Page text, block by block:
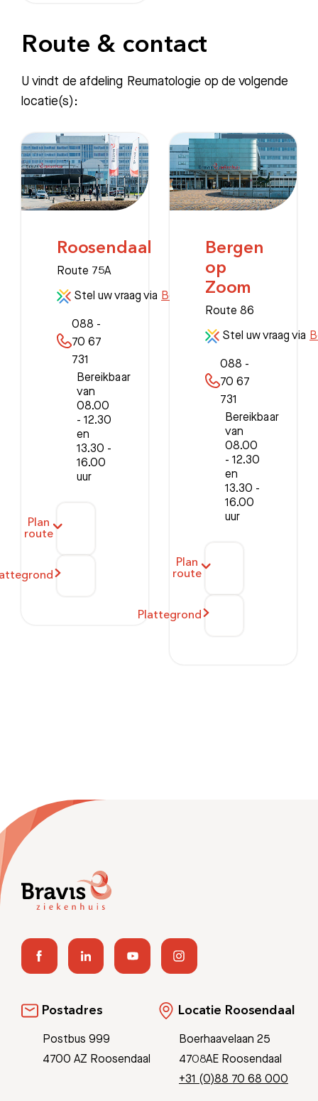
Route & contact
U vindt de afdeling Reumatologie op de volgende
locatie(s):
Roosendaal
Route 75A
Stel uw vraag via Beterdichtbij
088 -
70 67
731
Bereikbaar
van
08.00
- 12.30
en
13.30 -
16.00
uur
Plan
route
Bergen
op
Zoom
Route 86
Stel uw vraag via
088 -
70 67
731
Bereikbaar
van
08.00
- 12.30
en
13.30 -
16.00
uur
Plan
route
Plattegrond
Postadres
Postbus 999
4700 AZ Roosendaal
Locatie Roosendaal
Boerhaavelaan 25
4708AE Roosendaal
+31 (0)88 70 68 000